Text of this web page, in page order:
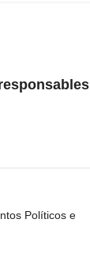
Políticos e